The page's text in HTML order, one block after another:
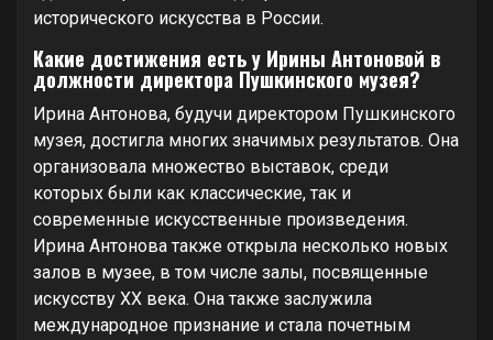
исторического искусства в России.
Какие достижения есть у Ирины Антоновой в
должности директора Пушкинского музея?
Ирина Антонова, будучи директором Пушкинского
музея, достигла многих значимых результатов. Она
организовала множество выставок, среди
которых были как классические, так и
современные искусственные произведения.
Ирина Антонова также открыла несколько новых
залов в музее, в том числе залы, посвященные
искусству XX века. Она также заслужила
международное признание и стала почетным